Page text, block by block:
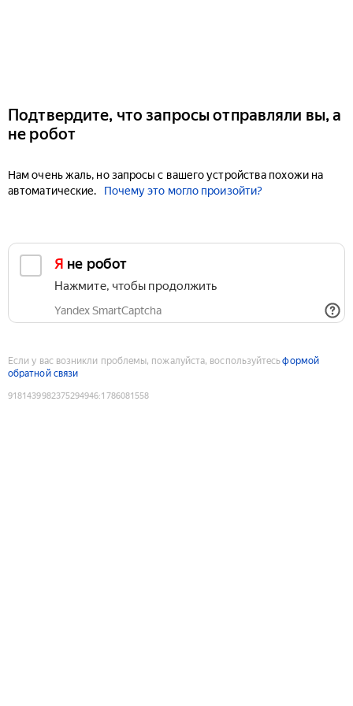
Подтвердите, что запросы отправляли вы, а
не робот
Нам очень жаль, но запросы с вашего устройства похожи на
автоматические.
Почему это могло произойти?
Я не робот
Нажмите, чтобы продолжить
Yandex SmartCaptcha
Если у вас возникли проблемы, пожалуйста, воспользуйтесьформой
обратной связи
9181439982375294946:1786081558